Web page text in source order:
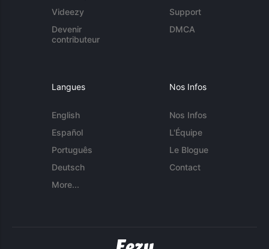
Videezy
Devenir
contributeur
Support
DMCA
Langues
English
Español
Português
Deutsch
More...
Nos Infos
Nos Infos
L'Équipe
Le Blogue
Contact